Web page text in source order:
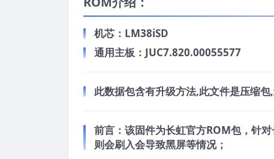
机芯：LM38iSD
通用主板：JUC7.820.00055577
此数据包含有升级方法,此文件是压缩包,
前言： 该固件为长虹官方ROM包，针
则会刷入会导致黑屏等情况；